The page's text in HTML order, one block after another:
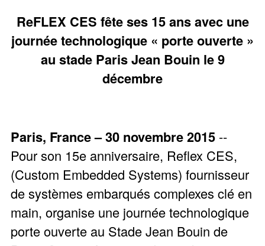
ReFLEX CES fête ses 15 ans avec une
journée technologique « porte ouverte »
au stade Paris Jean Bouin le 9
décembre
Paris, France – 30 novembre 2015 -­‐
Pour son 15e anniversaire, Reflex CES,
(Custom Embedded Systems) fournisseur
de systèmes embarqués complexes clé en
main, organise une journée technologique
porte ouverte au Stade Jean Bouin de